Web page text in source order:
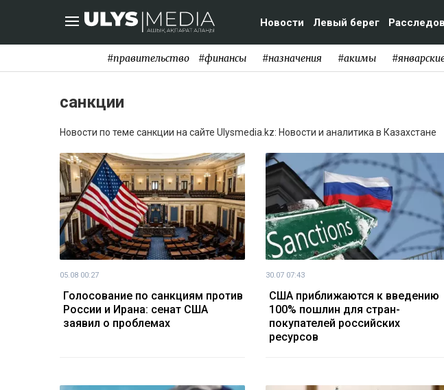
Новости Левый берег
#правительство #финансы #назначения #акимы
санкции
Новости по теме санкции на сайте Ulysmedia.kz: Новости и аналитика в Казахстане
05.08 00:27
Голосование по санкциям против
России и Ирана: сенат США
заявил о проблемах
30.07 07:43
США приближаются к введению
100% пошлин для стран-
покупателей российских
ресурсов